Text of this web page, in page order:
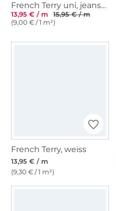
French Terry uni, jeansblau
13,95 € / m
15,95 € / m
(9,00 € / 1 m²)
French Terry, weiss
13,95 € / m
(9,30 € / 1 m²)